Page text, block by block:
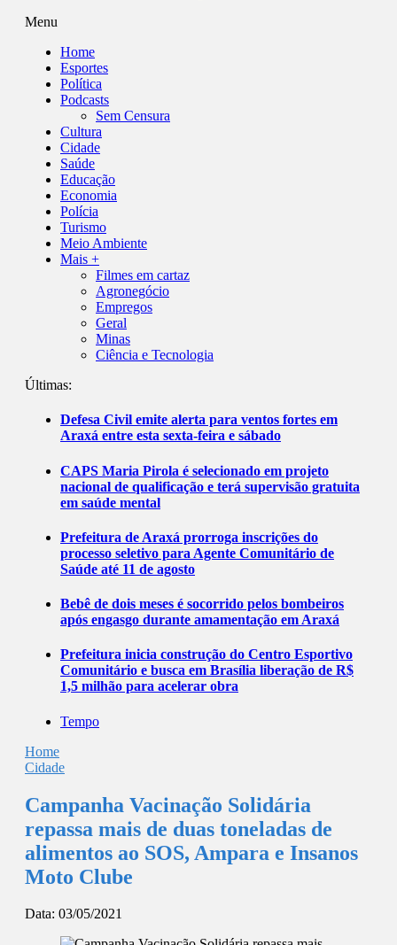
Menu
Home
Esportes
Política
Podcasts
Sem Censura
Cultura
Cidade
Saúde
Educação
Economia
Polícia
Turismo
Meio Ambiente
Mais +
Filmes em cartaz
Agronegócio
Empregos
Geral
Minas
Ciência e Tecnologia
Últimas:
Defesa Civil emite alerta para ventos fortes em
Araxá entre esta sexta-feira e sábado
CAPS Maria Pirola é selecionado em projeto
nacional de qualificação e terá supervisão gratuita
em saúde mental
Prefeitura de Araxá prorroga inscrições do
processo seletivo para Agente Comunitário de
Saúde até 11 de agosto
Bebê de dois meses é socorrido pelos bombeiros
após engasgo durante amamentação em Araxá
Prefeitura inicia construção do Centro Esportivo
Comunitário e busca em Brasília liberação de R$
1,5 milhão para acelerar obra
Tempo
Home
Cidade
Campanha Vacinação Solidária
repassa mais de duas toneladas de
alimentos ao SOS, Ampara e Insanos
Moto Clube
Data: 03/05/2021